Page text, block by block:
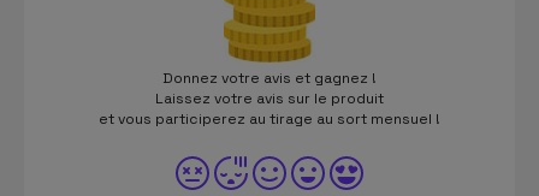
Donnez votre avis et gagnez !
Laissez votre avis sur le produit
et vous participerez au tirage au sort mensuel !